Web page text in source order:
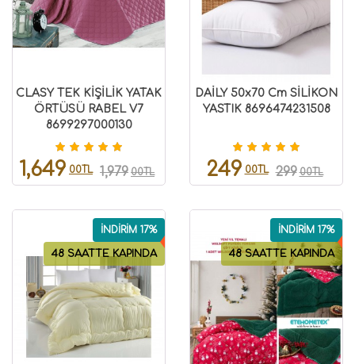
CLASY TEK KİŞİLİK YATAK
ÖRTÜSÜ RABEL V7
8699297000130
1,649 00TL 1,979 00TL
DAİLY 50x70 Cm SİLİKON
YASTIK 8696474231508
249 00TL 299 00TL
48 SAATTE KAPINDA
İNDİRİM 17%
48 SAATTE KAPINDA
İNDİRİM 17%